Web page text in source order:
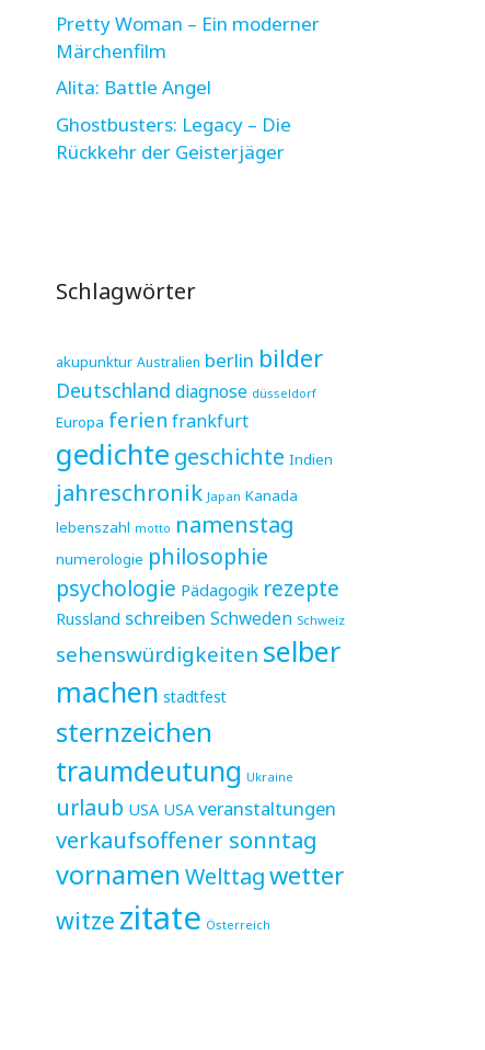
Pretty Woman – Ein moderner
Märchenfilm
Alita: Battle Angel
Ghostbusters: Legacy – Die
Rückkehr der Geisterjäger
Schlagwörter
akupunktur Australien berlin bilder
Deutschland diagnose düsseldorf
Europa ferien frankfurt
gedichte geschichte Indien
jahreschronik Japan Kanada
lebenszahl motto namenstag
numerologie philosophie
psychologie Pädagogik rezepte
Russland schreiben Schweden Schweiz
sehenswürdigkeiten selber
machen stadtfest
sternzeichen
traumdeutung Ukraine
urlaub USA USA veranstaltungen
verkaufsoffener sonntag
vornamen Welttagwetter
witze zitate Österreich